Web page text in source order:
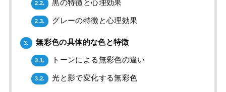
2.2. 黒の特徴と心理効果
2.3. グレーの特徴と心理効果
3. 無彩色の具体的な色と特徴
3.1. トーンによる無彩色の違い
3.2. 光と影で変化する無彩色